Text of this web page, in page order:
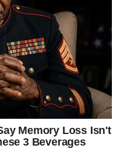
drugima: poštovanje,
tugu koju nije umeo
nešto mora da se desi,
jače nego ikada, ali